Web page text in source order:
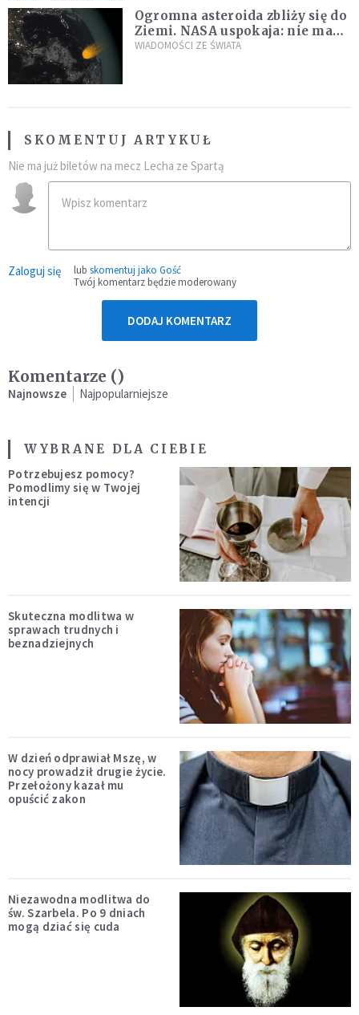
Ogromna asteroida zbliży się do
Ziemi. NASA uspokaja: nie ma
zagrożenia
WIADOMOŚCI ZE ŚWIATA
SKOMENTUJ ARTYKUŁ
Nie ma już biletów na mecz Lecha ze Spartą
Zaloguj się lub skomentuj jako Gość
Twój komentarz będzie moderowany
DODAJ KOMENTARZ
Komentarze ()
Najnowsze Najpopularniejsze
WYBRANE DLA CIEBIE
Potrzebujesz pomocy?
Pomodlimy się w Twojej
intencji
Skuteczna modlitwa w
sprawach trudnych i
beznadziejnych
W dzień odprawiał Mszę, w
nocy prowadził drugie życie.
Przełożony kazał mu
opuścić zakon
Niezawodna modlitwa do
św. Szarbela. Po 9 dniach
mogą dziać się cuda